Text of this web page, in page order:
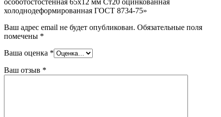
особотостостенная 65х12 мм Ст20 оцинкованная
холоднодеформированная ГОСТ 8734-75»
Ваш адрес email не будет опубликован. Обязательные поля
помечены *
Ваша оценка *
Ваш отзыв *